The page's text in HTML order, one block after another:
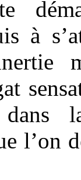
à
dans
l’on